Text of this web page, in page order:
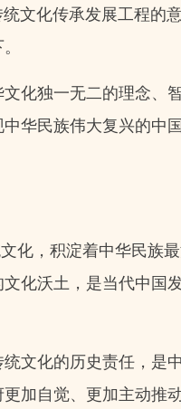
文化传承发展工程的
化独一无二的理念、
华民族伟大复兴的中
化，积淀着中华民族
化沃土，是当代中国
文化的历史责任，是
加自觉、更加主动推